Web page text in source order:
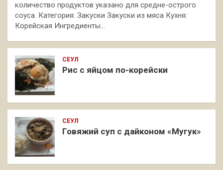
количество продуктов указано для средне-острого
соуса. Категория: Закуски Закуски из мяса Кухня:
Корейская Ингредиенты…
СЕУЛ
Рис с яйцом по-корейски
СЕУЛ
Говяжий суп с дайконом «Мугук»